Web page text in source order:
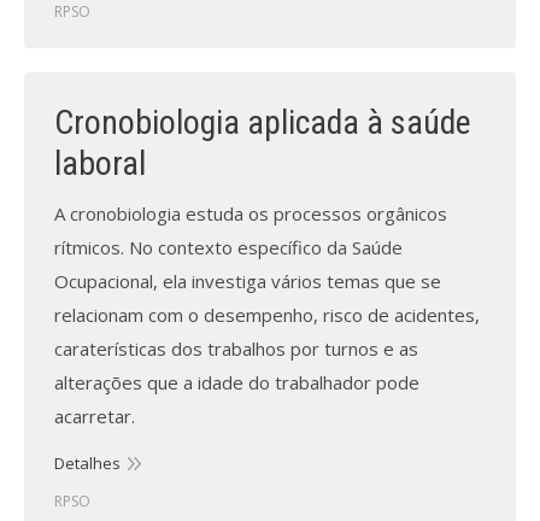
RPSO
Cronobiologia aplicada à saúde
laboral
A cronobiologia estuda os processos orgânicos
rítmicos. No contexto específico da Saúde
Ocupacional, ela investiga vários temas que se
relacionam com o desempenho, risco de acidentes,
caraterísticas dos trabalhos por turnos e as
alterações que a idade do trabalhador pode
acarretar.
Detalhes
RPSO